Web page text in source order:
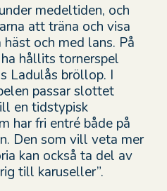
medeltiden, och
att träna och visa
och med lans. På
hållits tornerspel
Ladulås bröllop. I
passar slottet
en tidstypisk
har fri entré både på
Den som vill veta mer
kan också ta del av
till karuseller”.